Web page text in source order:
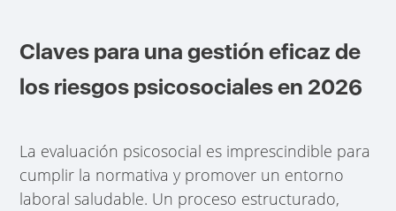
Claves para una gestión eficaz de
los riesgos psicosociales en 2026
La evaluación psicosocial es imprescindible para
cumplir la normativa y promover un entorno
laboral saludable. Un proceso estructurado,